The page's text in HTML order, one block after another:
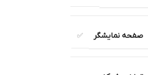
صفحه نمایشگر ✅